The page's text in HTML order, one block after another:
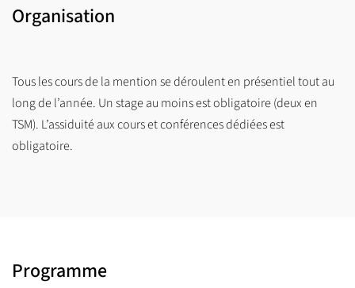
Organisation
Tous les cours de la mention se déroulent en présentiel tout au
long de l’année. Un stage au moins est obligatoire (deux en
TSM). L’assiduité aux cours et conférences dédiées est
obligatoire.
Programme